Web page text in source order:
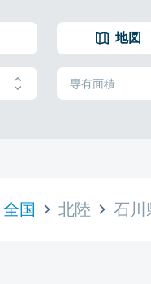
地図
専有面積
全国 北陸 石川